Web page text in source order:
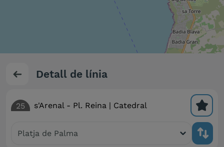
Detall de línia
25 s'Arenal - Pl. Reina | Catedral
Platja de Palma